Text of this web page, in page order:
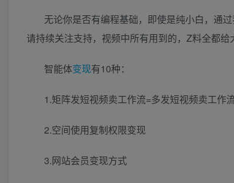
无论你是否有编程基础，即使是纯小白，通
请持续关注支持，视频中所有用到的，Z料全都给
智能体变现有10种：
1.矩阵发短视频卖工作流=多发短视频卖工作
2.空间使用复制权限变现
3.网站会员变现方式